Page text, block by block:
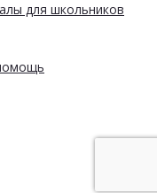
для школьников